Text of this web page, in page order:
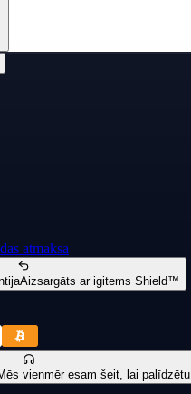
atmaksa
Aizsargāts ar igitems Shield™
vienmēr esam šeit, lai palīdzētu